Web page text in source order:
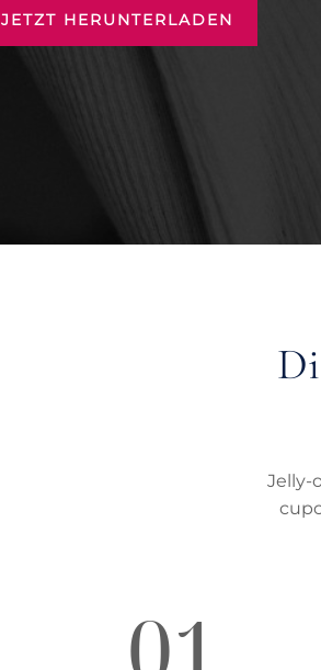
JETZT HERUNTERLADEN
Jelly-